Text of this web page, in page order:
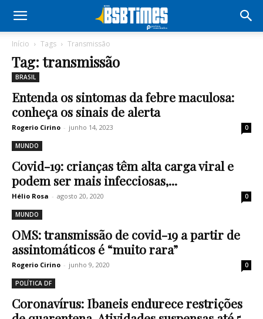
Início Tags Transmissão
Tag: transmissão
BRASIL
Entenda os sintomas da febre maculosa:
conheça os sinais de alerta
Rogerio Cirino - junho 14, 2023 0
MUNDO
Covid-19: crianças têm alta carga viral e
podem ser mais infecciosas,...
Hélio Rosa - agosto 20, 2020 0
MUNDO
OMS: transmissão de covid-19 a partir de
assintomáticos é “muito rara”
Rogerio Cirino - junho 9, 2020 0
POLÍTICA DF
Coronavírus: Ibaneis endurece restrições